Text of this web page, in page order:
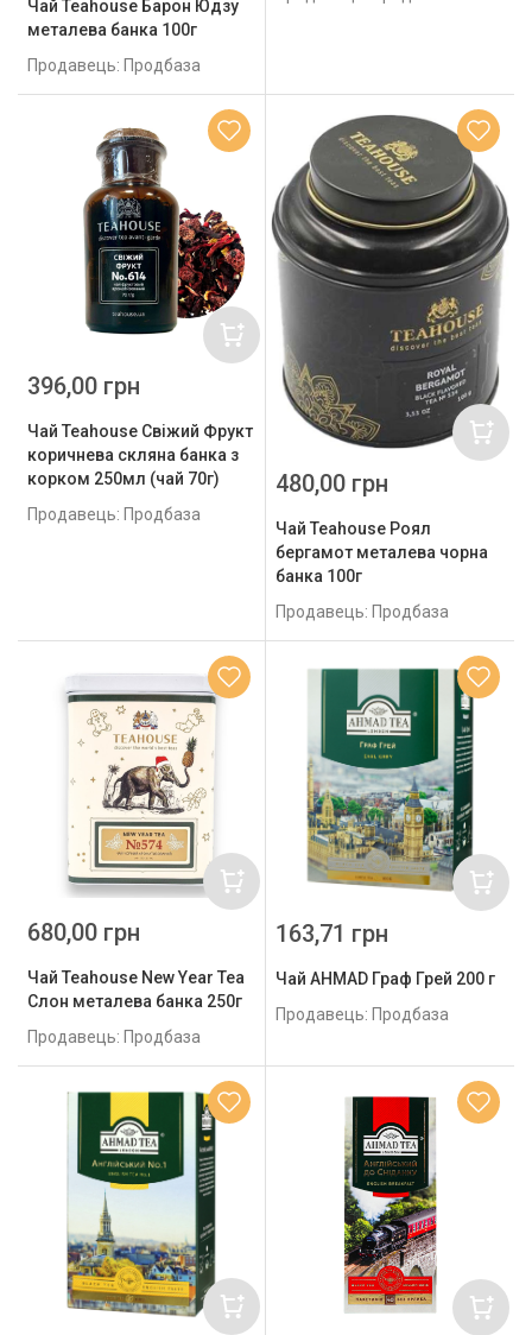
Чай Teahouse Барон Юдзу
металева банка 100г
Продавець: Продбаза
Чай Teahouse Свіжий Фрукт
коричнева скляна банка з
корком 250мл (чай 70г)
Продавець: Продбаза
396,00 грн
Чай Teahouse Роял
бергамот металева чорна
банка 100г
Продавець: Продбаза
480,00 грн
Чай Teahouse New Year Tea
Слон металева банка 250г
Продавець: Продбаза
680,00 грн
Чай AHMAD Граф Грей 200 г
Продавець: Продбаза
163,71 грн